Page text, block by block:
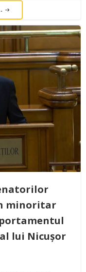
minoritar
lui Nicușor